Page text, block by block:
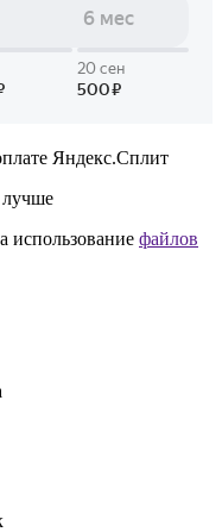
Яндекс.Сплит
лучше
использование файлов